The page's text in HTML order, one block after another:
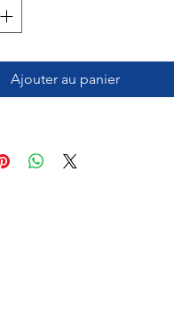
Ajouter au panier